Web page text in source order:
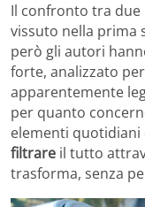
Il confronto tra due
vissuto nella prima
però gli autori
forte, analizzato
apparentemente
per quanto
elementi quotidiani
filtrare il tutto
trasforma, senza